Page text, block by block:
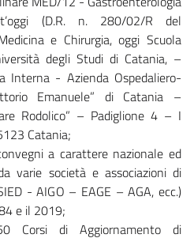
(D.R. n. 280/02/R del
e Chirurgia, oggi Scuola
degli Studi di Catania, –
Interna - Azienda Ospedaliero-
Emanuele” di Catania –
Rodolico” – Padiglione 4 – I
Catania;
a carattere nazionale ed
varie società e associazioni di
- AIGO – EAGE – AGA, ecc.)
e il 2019;
Corsi di Aggiornamento di